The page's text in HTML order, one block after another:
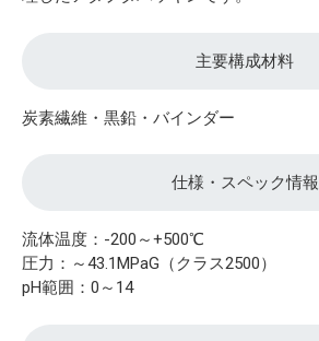
主要構成材料
炭素繊維・黒鉛・バインダー
仕様・スペック情報
流体温度：-200～+500℃
圧力：～43.1MPaG（クラス2500）
pH範囲：0～14